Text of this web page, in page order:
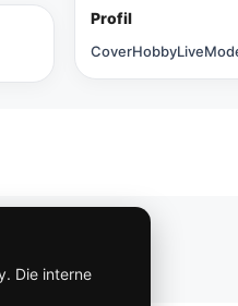
Profil
CoverHobbyLive
Die interne